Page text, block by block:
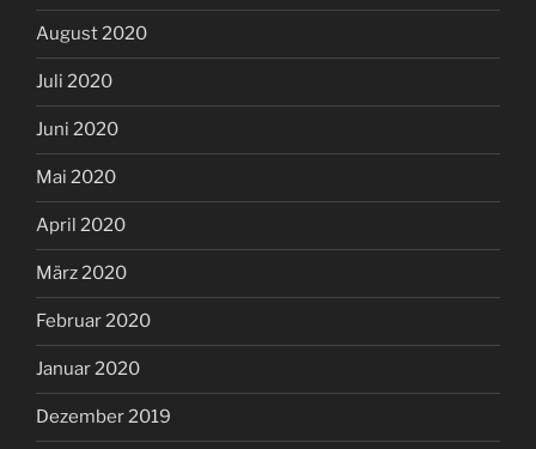
August 2020
Juli 2020
Juni 2020
Mai 2020
April 2020
März 2020
Februar 2020
Januar 2020
Dezember 2019